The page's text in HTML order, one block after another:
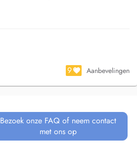
9 Aanbevelingen
Bezoek onze FAQ of neem contact
met ons op